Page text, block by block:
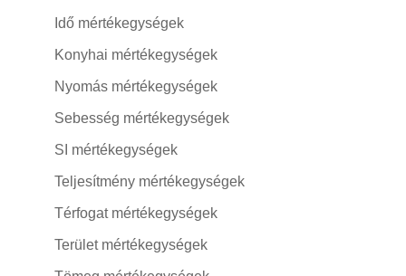
Idő mértékegységek
Konyhai mértékegységek
Nyomás mértékegységek
Sebesség mértékegységek
SI mértékegységek
Teljesítmény mértékegységek
Térfogat mértékegységek
Terület mértékegységek